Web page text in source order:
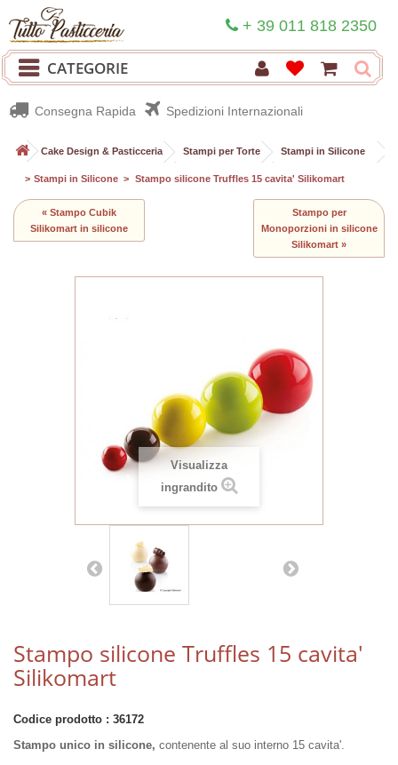
+ 39 011 818 2350
CATEGORIE
Consegna Rapida Spedizioni Internazionali
> Cake Design & Pasticceria >Stampi per Torte >Stampi in Silicone
> Stampi in Silicone > Stampo silicone Truffles 15 cavita' Silikomart
« Stampo Cubik
Silikomart in silicone
Stampo per
Monoporzioni in silicone
Silikomart »
Visualizza
ingrandito
Stampo silicone Truffles 15 cavita'
Silikomart
Codice prodotto : 36172
Stampo unico in silicone, contenente al suo interno 15 cavita'.